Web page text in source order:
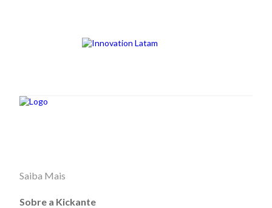
Saiba Mais
Sobre a Kickante